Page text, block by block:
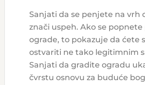
Sanjati da se penjete na vrh
znači uspeh. Ako se
ograde, to pokazuje da ćete
ostvariti ne tako legitimnim
Sanjati da gradite ogradu
čvrstu osnovu za buduće